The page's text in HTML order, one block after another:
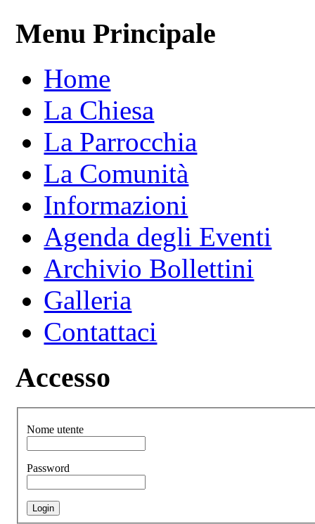
Menu Principale
Home
La Chiesa
La Parrocchia
La Comunità
Informazioni
Agenda degli Eventi
Archivio Bollettini
Galleria
Contattaci
Accesso
Nome utente
Password